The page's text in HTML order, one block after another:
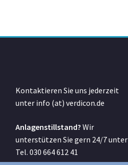
Kontaktieren Sie uns jederzeit
unter info (at) verdicon.de
Anlagenstillstand? Wir
unterstützen Sie gern 24/7 unter
Tel. 030 664 612 41